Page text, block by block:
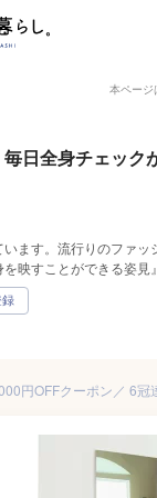
本ページ
毎日全身チェッ
ます。流行りのファ
映すことができる姿見